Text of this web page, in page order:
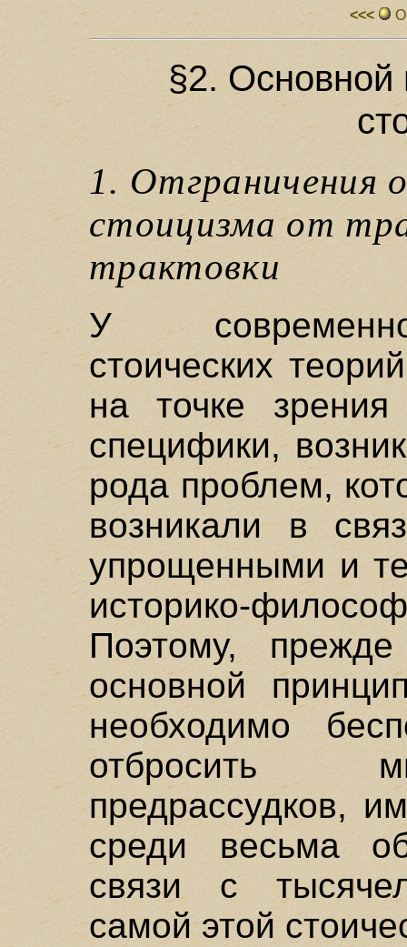
<<<
§2. Основной
1. Отграничения
стоицизма от
трактовки
У
стоических
на точке зрения
специфики,
рода проблем,
возникали в
упрощенными и
историко-
Поэтому, прежде
основной
необходимо
отбросить
предрассудков,
среди весьма
связи с
самой этой